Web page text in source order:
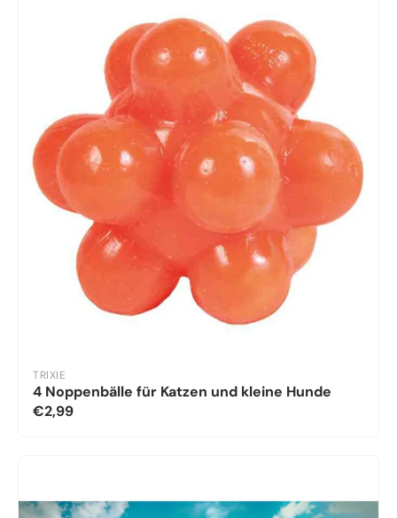
TRIXIE
4 Noppenbälle für Katzen und kleine Hunde
€2,99